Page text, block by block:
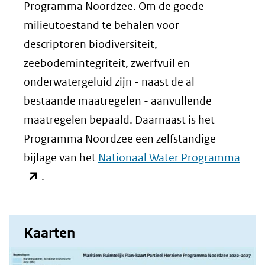
Programma Noordzee. Om de goede
milieutoestand te behalen voor
descriptoren biodiversiteit,
zeebodemintegriteit, zwerfvuil en
onderwatergeluid zijn - naast de al
bestaande maatregelen - aanvullende
maatregelen bepaald. Daarnaast is het
Programma Noordzee een zelfstandige
bijlage van het Nationaal Water Programma
naar
.
Kaarten